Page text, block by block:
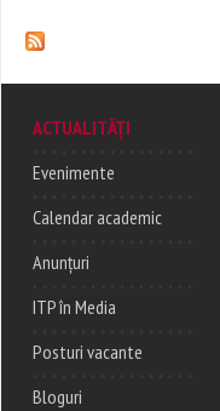
ACTUALITĂȚI
Evenimente
Calendar academic
Anunțuri
ITP în Media
Posturi vacante
Bloguri